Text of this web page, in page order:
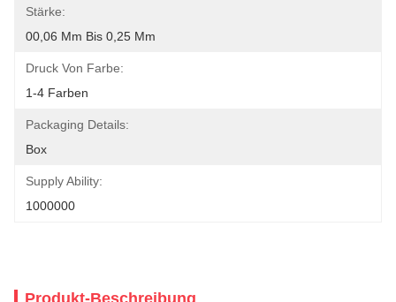
Stärke:
00,06 Mm Bis 0,25 Mm
Druck Von Farbe:
1-4 Farben
Packaging Details:
Box
Supply Ability:
1000000
Produkt-Beschreibung